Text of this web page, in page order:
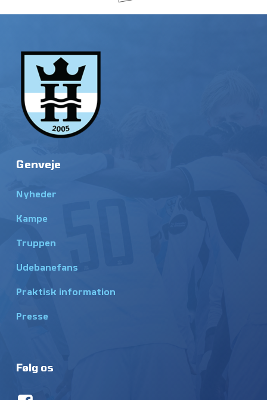
Genveje
Nyheder
Kampe
Truppen
Udebanefans
Praktisk information
Presse
Følg os